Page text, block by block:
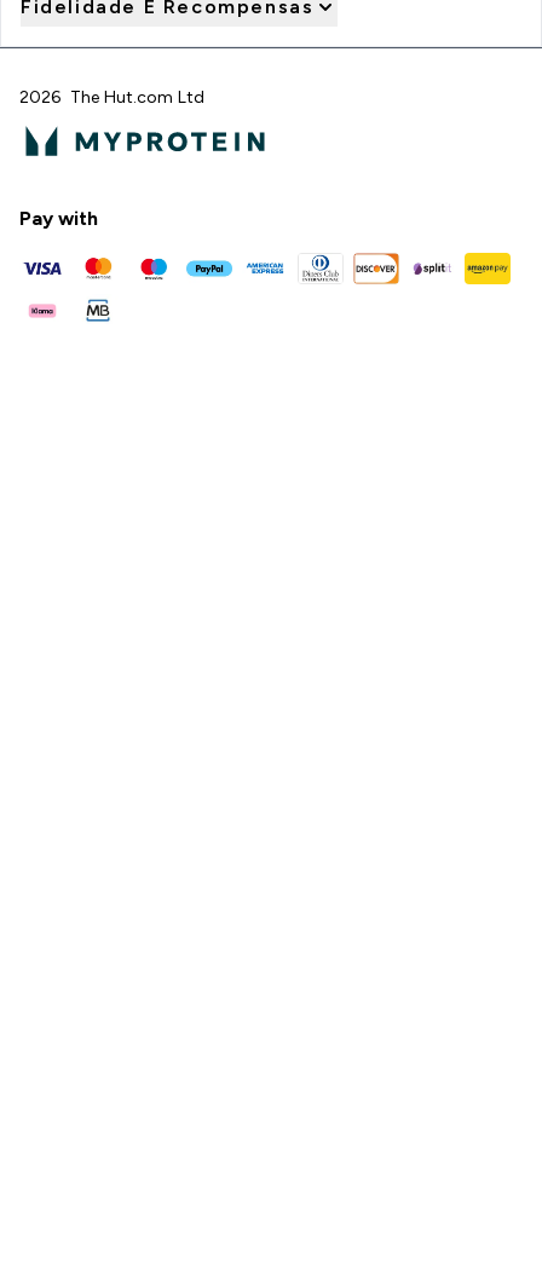
Fidelidade E Recompensas
2026 The Hut.com Ltd
Pay with